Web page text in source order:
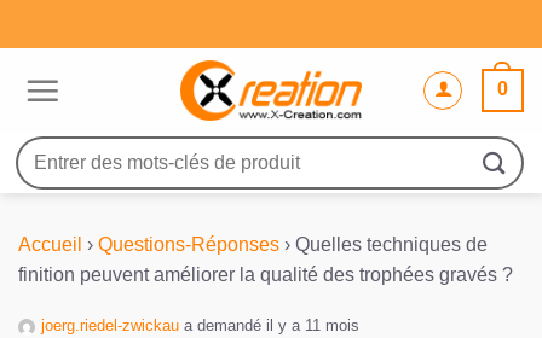
au
0
Recherche
pour :
Accueil › Questions-Réponses › Quelles techniques de
finition peuvent améliorer la qualité des trophées gravés ?
joerg.riedel-zwickau a demandé il y a 11 mois